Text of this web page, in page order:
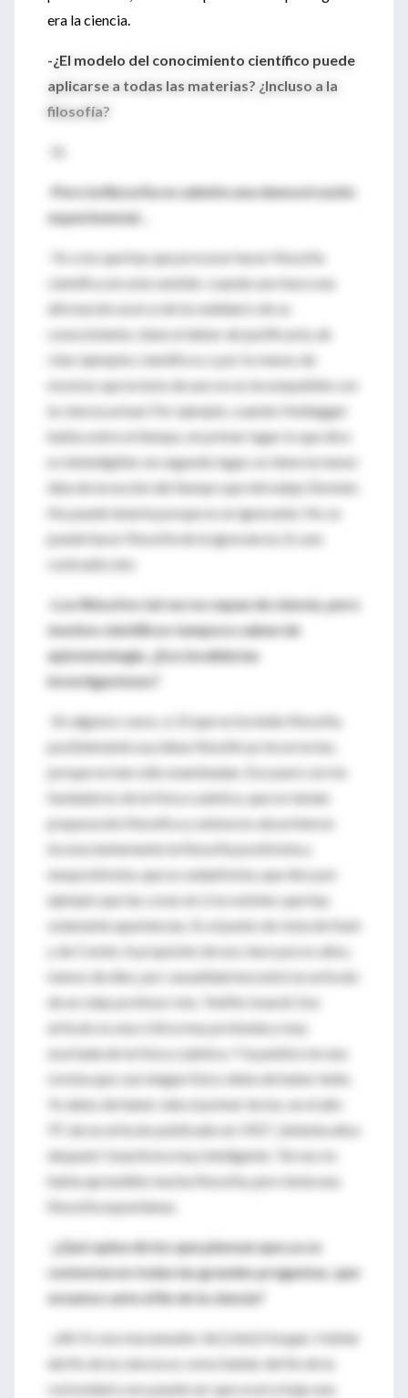
era la ciencia.
-¿El modelo del conocimiento científico puede
aplicarse a todas las materias? ¿Incluso a la
filosofía?
-Pero la filosofía no admite una demostración
experimental...
-Yo creo que hay que procurar hacer filosofía
científica en este sentido: cuando uno hace una
afirmación acerca de la realidad o de su
conocimiento, tiene el deber de justificarla, de
citar ejemplos científicos o por lo menos de
mostrar que la tesis de uno no es incompatible con
la ciencia actual. Por ejemplo, cuando Heidegger
habla sobre el tiempo, en primer lugar lo que dice
es ininteligible; en segundo lugar, no tiene la menor
idea de la noción del tiempo que introdujo Einstein.
No puede tenerla porque es un ignorante. No se
puede hacer filosofía de la ignorancia. Es una
contradicción.
-Los filósofos tal vez no sepan de ciencia, pero
muchos científicos tampoco saben de
epistemología. ¿Eso invalida las
investigaciones?
-En algunos casos, sí. El que no ha leído filosofía,
posiblemente usa ideas filosóficas incorrectas,
porque no han sido examinadas. Eso pasó con los
fundadores de la física cuántica, que no tenían
preparación filosófica y entonces absorbieron
inconscientemente la filosofía positivista y
neopositivista, que es subjetivista, que dice por
ejemplo que las cosas en sí no existen, que hay
solamente apariencias. Es el punto de vista de Kant
y de Comte. A propósito de eso, hace pocos años,
menos de diez, por casualidad encontré un artículo
de un viejo profesor mío, Teófilo Isnardi. Ese
artículo es una crítica muy profunda y muy
acertada de la física cuántica. Y la publicó en una
revista que casi ningún físico debe de haber leído.
Yo debo de haber sido el primer lector, en el año
97, de un artículo publicado en 1927. ¡Setenta años
después! Isnardi era muy inteligente. Tal vez no
había aprendido mucha filosofía, pero tenía una
filosofía espontánea.
-¿Qué opina de los que piensan que ya se
contestaron todas las grandes preguntas, que
estamos ante el fin de la ciencia?
-¡Ah! Sí, ese macaneador de [John] Horgan. Hablar
del fin de la ciencia es como hablar del fin de la
curiosidad y eso puede ser que ocurra bajo una